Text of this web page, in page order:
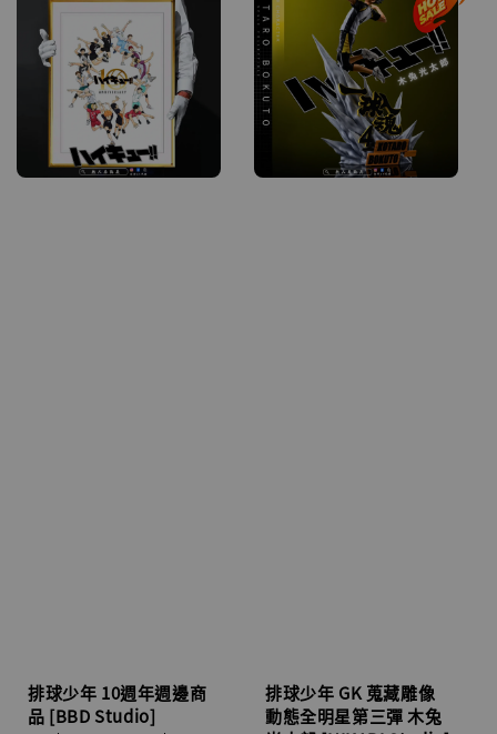
排球少年 10週年週邊商
品 [BBD Studio]
排球少年 GK 蒐藏雕像
動態全明星第三彈 木兔